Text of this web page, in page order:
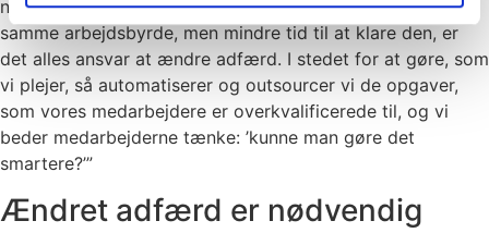
nok bare at sænke arbejdstiden. For ikke at stå med
samme arbejdsbyrde, men mindre tid til at klare den, er
det alles ansvar at ændre adfærd. I stedet for at gøre, som
vi plejer, så automatiserer og outsourcer vi de opgaver,
som vores medarbejdere er overkvalificerede til, og vi
beder medarbejderne tænke: ’kunne man gøre det
smartere?’”
Ændret adfærd er nødvendig